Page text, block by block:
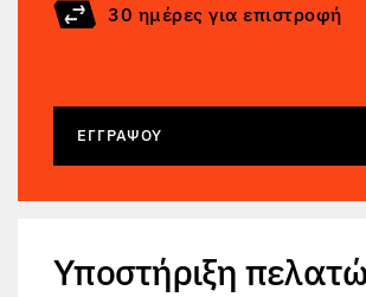
30 ημέρες για επιστροφή
ΕΓΓΡΆΨΟΥ
Υποστήριξη